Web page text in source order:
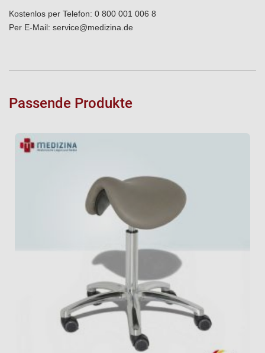
Kostenlos per Telefon: 0 800 001 006 8
Per E-Mail: service@medizina.de
Passende Produkte